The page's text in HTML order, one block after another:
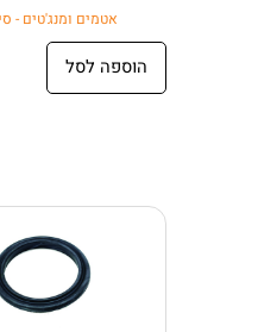
אטמים ומנג'טים -
הוספה לסל